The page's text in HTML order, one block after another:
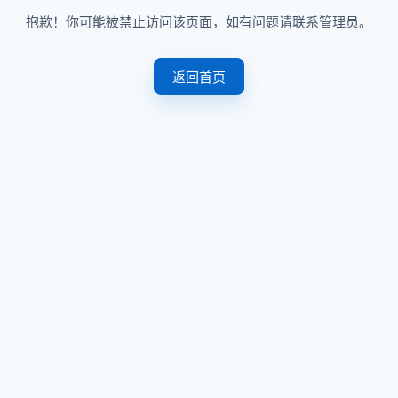
抱歉！你可能被禁止访问该页面，如有问题请联系管理员。
返回首页